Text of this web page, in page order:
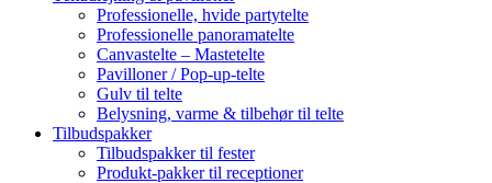
Professionelle, hvide partytelte
Professionelle panoramatelte
Canvastelte – Mastetelte
Pavilloner / Pop-up-telte
Gulv til telte
Belysning, varme & tilbehør til telte
Tilbudspakker
Tilbudspakker til fester
Produkt-pakker til receptioner